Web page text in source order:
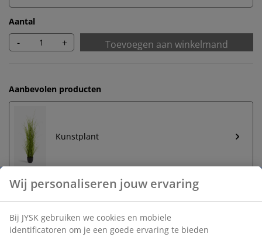
Aantal
- + Toevoegen aan winkelmand
Aanbevolen producten
Kunstplant
Onbeperkt retourneren
Geen tijdslimiet - retourneer in iedere JYSK-winkel